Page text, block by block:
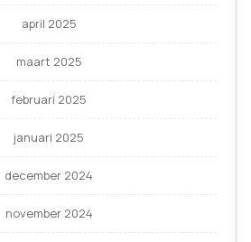
april 2025
maart 2025
februari 2025
januari 2025
december 2024
november 2024